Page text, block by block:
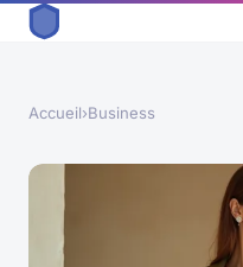
Accueil›Business